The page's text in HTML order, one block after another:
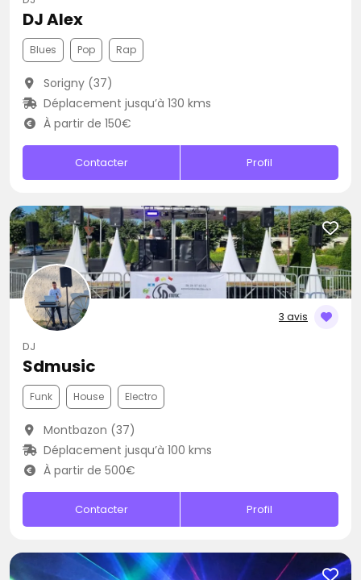
DJ Alex
Blues Pop Rap
Sorigny (37)
Déplacement jusqu’à 130 kms
À partir de 150€
Contacter Profil
3 avis
DJ
Sdmusic
Funk House Electro
Montbazon (37)
Déplacement jusqu’à 100 kms
À partir de 500€
Contacter Profil